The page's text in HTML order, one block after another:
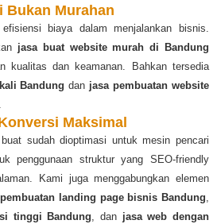
Bukan Murahan
biaya dalam menjalankan bisnis.
jasa buat website murah di Bandung
kualitas dan keamanan. Bahkan tersedia
Bandung dan jasa pembuatan website
.
Maksimal
sudah dioptimasi untuk mesin pencari
penggunaan struktur yang SEO-friendly
Kami juga menggabungkan elemen
landing page bisnis Bandung,
tinggi Bandung, dan jasa web dengan